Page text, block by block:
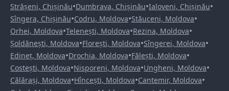
Strășeni, Chișinău•Dumbrava, Chișinău•Ialoveni, Chișinău•
Sîngera, Chișinău•Codru, Moldova•Stăuceni, Moldova•
Orhei, Moldova•Telenești, Moldova•Rezina, Moldova•
Șoldănești, Moldova•Florești, Moldova•Sîngerei, Moldova•
Edineț, Moldova•Drochia, Moldova•Fălești, Moldova•
Costești, Moldova•Nisporeni, Moldova•Ungheni, Moldova•
Călărași, Moldova•Hîncești, Moldova•Cantemir, Moldova•